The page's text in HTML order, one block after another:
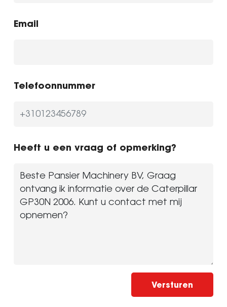
Email
Telefoonnummer
Heeft u een vraag of opmerking?
Versturen